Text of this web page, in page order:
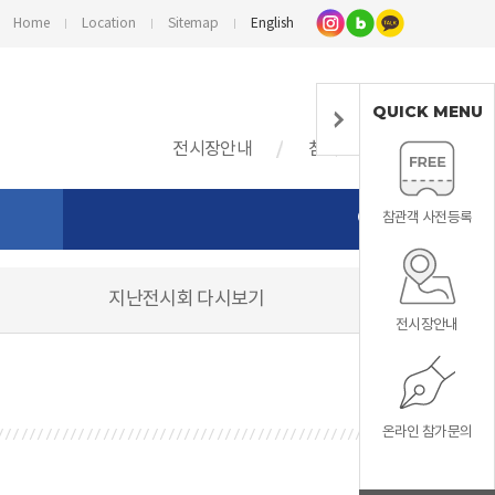
Home Location Sitemap English
전시장안내 참가업체정보
QUICK MENU
참관객 사전등록
전시장안내
온라인 참가문의
지난전시회 다시보기